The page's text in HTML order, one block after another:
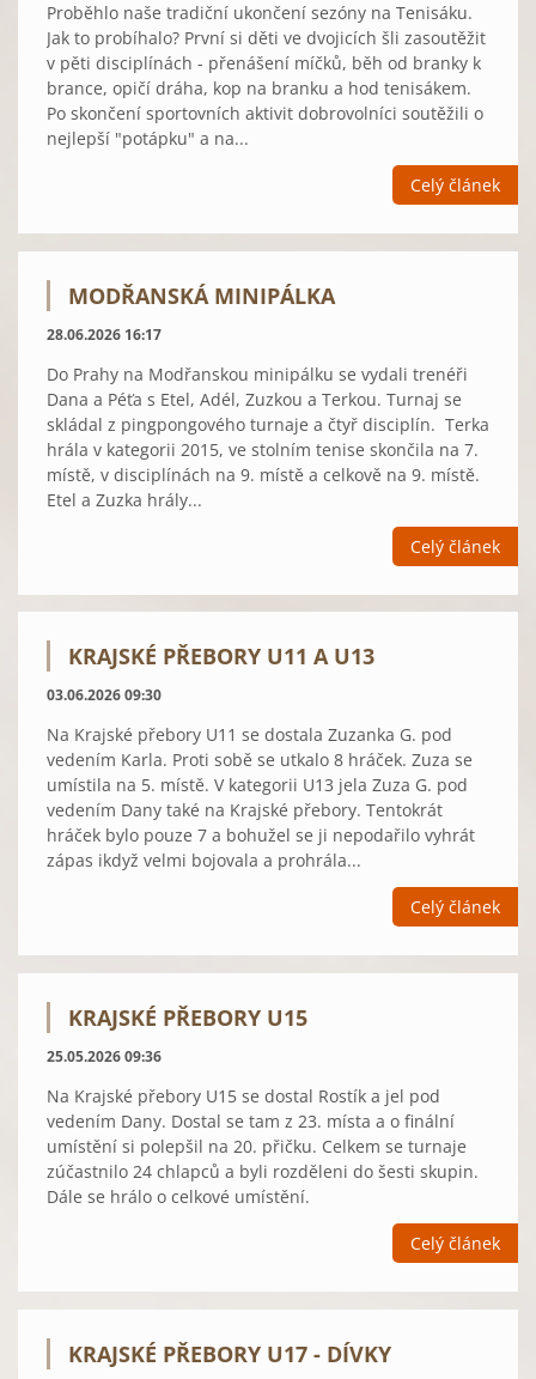
Proběhlo naše tradiční ukončení sezóny na Tenisáku.
Jak to probíhalo? První si děti ve dvojicích šli zasoutěžit
v pěti disciplínách - přenášení míčků, běh od branky k
brance, opičí dráha, kop na branku a hod tenisákem.
Po skončení sportovních aktivit dobrovolníci soutěžili o
nejlepší "potápku" a na...
Celý článek
MODŘANSKÁ MINIPÁLKA
28.06.2026 16:17
Do Prahy na Modřanskou minipálku se vydali trenéři
Dana a Péťa s Etel, Adél, Zuzkou a Terkou. Turnaj se
skládal z pingpongového turnaje a čtyř disciplín. Terka
hrála v kategorii 2015, ve stolním tenise skončila na 7.
místě, v disciplínách na 9. místě a celkově na 9. místě.
Etel a Zuzka hrály...
Celý článek
KRAJSKÉ PŘEBORY U11 A U13
03.06.2026 09:30
Na Krajské přebory U11 se dostala Zuzanka G. pod
vedením Karla. Proti sobě se utkalo 8 hráček. Zuza se
umístila na 5. místě. V kategorii U13 jela Zuza G. pod
vedením Dany také na Krajské přebory. Tentokrát
hráček bylo pouze 7 a bohužel se ji nepodařilo vyhrát
zápas ikdyž velmi bojovala a prohrála...
Celý článek
KRAJSKÉ PŘEBORY U15
25.05.2026 09:36
Na Krajské přebory U15 se dostal Rostík a jel pod
vedením Dany. Dostal se tam z 23. místa a o finální
umístění si polepšil na 20. přičku. Celkem se turnaje
zúčastnilo 24 chlapců a byli rozděleni do šesti skupin.
Dále se hrálo o celkové umístění.
Celý článek
KRAJSKÉ PŘEBORY U17 - DÍVKY